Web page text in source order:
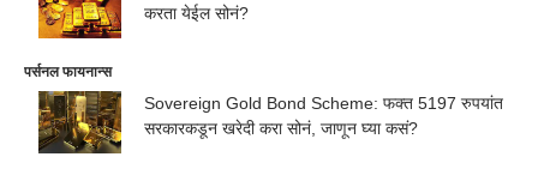
करता येईल सोनं?
पर्सनल फायनान्स
Sovereign Gold Bond Scheme: फक्त 5197 रुपयांत
सरकारकडून खरेदी करा सोनं, जाणून घ्या कसं?